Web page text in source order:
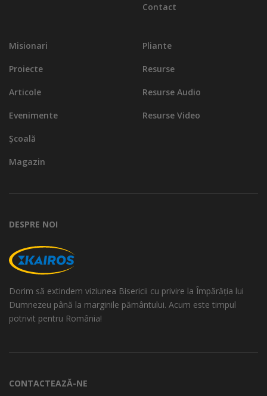
Contact
Misionari
Proiecte
Articole
Evenimente
Școală
Magazin
Pliante
Resurse
Resurse Audio
Resurse Video
DESPRE NOI
Dorim să extindem viziunea Bisericii cu privire la Împărăția lui
Dumnezeu până la marginile pământului. Acum este timpul
potrivit pentru România!
CONTACTEAZĂ-NE